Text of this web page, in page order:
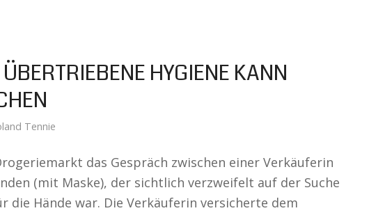
HYGIENE KANN
Tennie
das Gespräch zwischen einer Verkäuferin
(mit Maske), der sichtlich verzweifelt auf der Suche
die Hände war. Die Verkäuferin versicherte dem